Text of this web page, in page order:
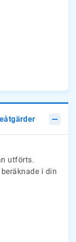
utförts.
i din